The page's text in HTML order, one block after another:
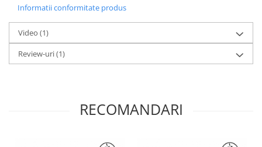
Informatii conformitate produs
Video (1)
Review-uri(1)
RECOMANDARI